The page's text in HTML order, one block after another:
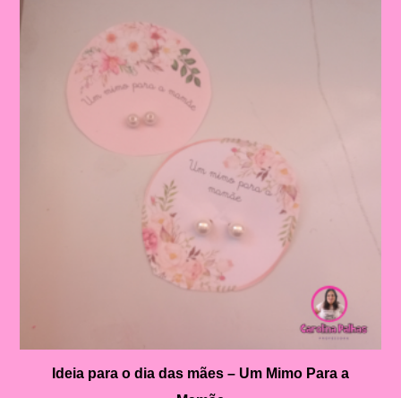
Ideia para o dia das mães – Um Mimo Para a